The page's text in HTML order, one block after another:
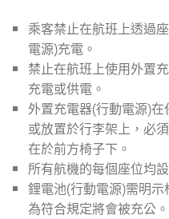
乘客禁止在航班上透過
電源)充電。
禁止在航班上使用外置
充電或供電。
外置充電器(行動電源)
或放置於行李架上，必
在於前方椅子下。
所有航機的每個座位均
鋰電池(行動電源)需明
為符合規定將會被充公。